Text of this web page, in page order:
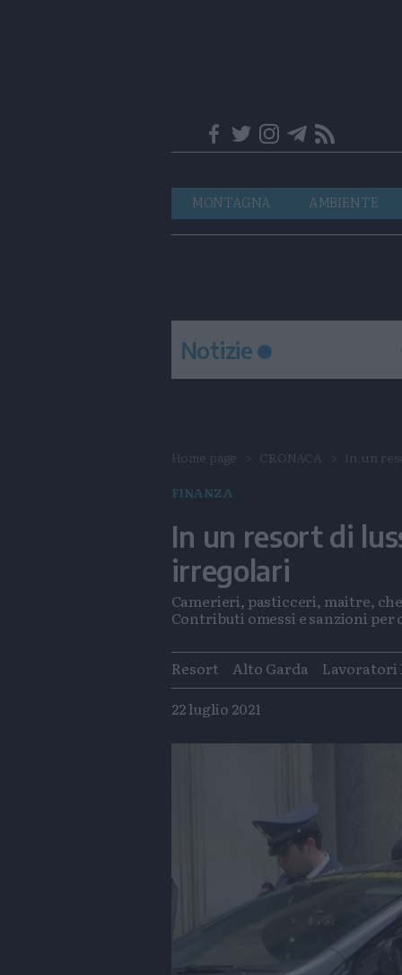
Navigazione
principale
MONTAGNA AMBIENTE
Notizie
Home page CRONACA In un
FINANZA
In un resort di
irregolari
Camerieri, pasticceri, maitre,
Contributi omessi e sanzioni per
Tags
Resort Alto Garda
22 luglio 2021